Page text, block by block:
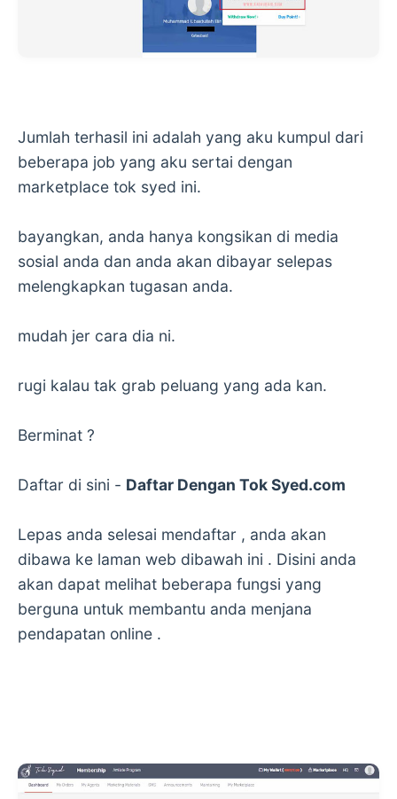
Jumlah terhasil ini adalah yang aku kumpul dari
beberapa job yang aku sertai dengan
marketplace tok syed ini.
bayangkan, anda hanya kongsikan di media
sosial anda dan anda akan dibayar selepas
melengkapkan tugasan anda.
mudah jer cara dia ni.
rugi kalau tak grab peluang yang ada kan.
Berminat ?
Daftar di sini - Daftar Dengan Tok Syed.com
Lepas anda selesai mendaftar , anda akan
dibawa ke laman web dibawah ini . Disini anda
akan dapat melihat beberapa fungsi yang
berguna untuk membantu anda menjana
pendapatan online .